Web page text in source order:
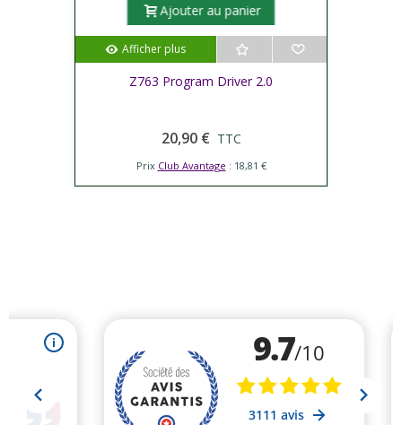
Ajouter au panier
Afficher plus
Z763 Program Driver 2.0
20,90 € TTC
Prix Club Avantage : 18,81 €